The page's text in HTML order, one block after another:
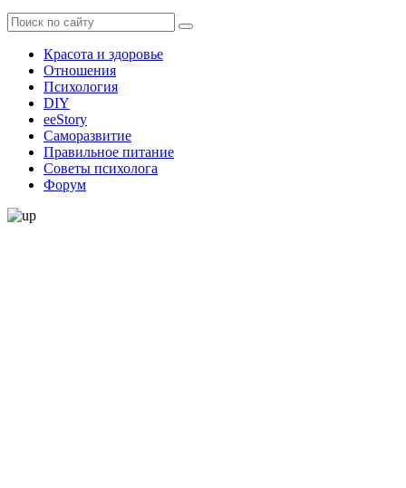
Красота и здоровье
Отношения
Психология
DIY
ееStory
Саморазвитие
Правильное питание
Советы психолога
Форум